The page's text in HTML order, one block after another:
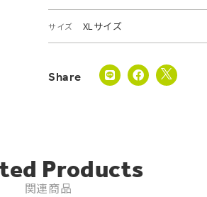
サイズ XLサイズ
Products
関連商品